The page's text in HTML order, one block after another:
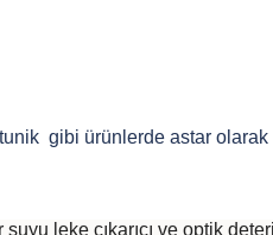
gibi ürünlerde astar
leke çıkarıcı ve optik